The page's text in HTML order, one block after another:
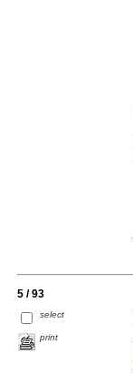
5 / 93
select
print